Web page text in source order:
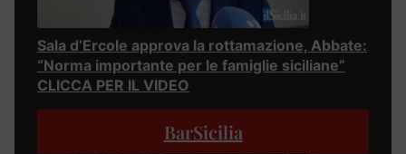
Sala d’Ercole approva la rottamazione, Abbate:
“Norma importante per le famiglie siciliane”
CLICCA PER IL VIDEO
BarSicilia